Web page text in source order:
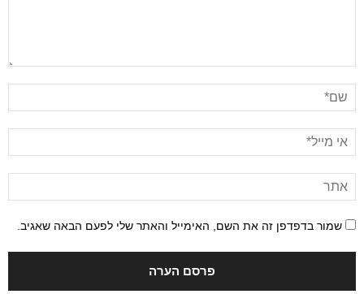
שמור בדפדפן זה את השם, האימייל והאתר שלי לפעם הבאה שאגיב.